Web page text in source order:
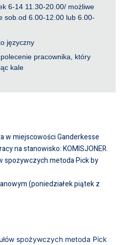
6-14 11.30-20.00/ możliwe
sob.od 6.00-12.00 lub 6.00-
języczny
pracownika, który
kale
w miejscowości Ganderkesse
na stanowisko: KOMISJONER.
spożywczych metoda Pick by
(poniedziałek piątek z
spożywczych metoda Pick